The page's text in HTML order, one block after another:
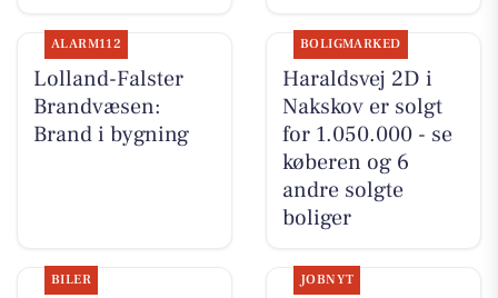
ALARM112
Lolland-Falster
Brandvæsen:
Brand i bygning
BOLIGMARKED
Haraldsvej 2D i
Nakskov er solgt
for 1.050.000 - se
køberen og 6
andre solgte
boliger
BILER JOBNYT